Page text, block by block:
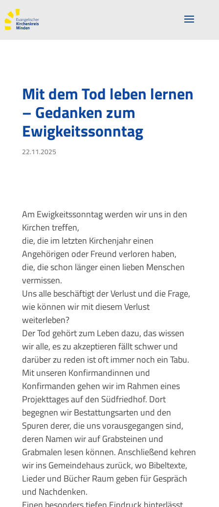
Mit dem Tod leben lernen
– Gedanken zum
Ewigkeitssonntag
22.11.2025
Am Ewigkeitssonntag werden wir uns in den
Kirchen treffen,
die, die im letzten Kirchenjahr einen
Angehörigen oder Freund verloren haben,
die, die schon länger einen lieben Menschen
vermissen.
Uns alle beschäftigt der Verlust und die Frage,
wie können wir mit diesem Verlust
weiterleben?
Der Tod gehört zum Leben dazu, das wissen
wir alle, es zu akzeptieren fällt schwer und
darüber zu reden ist oft immer noch ein Tabu.
Mit unseren Konfirmandinnen und
Konfirmanden gehen wir im Rahmen eines
Projekttages auf den Südfriedhof. Dort
begegnen wir Bestattungsarten und den
Spuren derer, die uns vorausgegangen sind,
deren Namen wir auf Grabsteinen und
Grabmalen lesen können. Anschließend kehren
wir ins Gemeindehaus zurück, wo Bibeltexte,
Lieder und Bücher Raum geben für Gespräch
und Nachdenken.